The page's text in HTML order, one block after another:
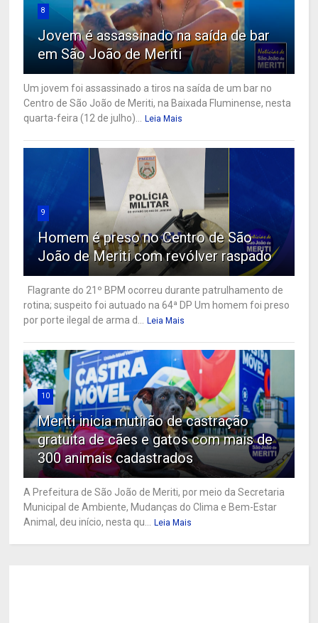
8
Jovem é assassinado na saída de bar
em São João de Meriti
Um jovem foi assassinado a tiros na saída de um bar no
Centro de São João de Meriti, na Baixada Fluminense, nesta
quarta-feira (12 de julho)...
Leia Mais
9
Homem é preso no Centro de São
João de Meriti com revólver raspado
Flagrante do 21º BPM ocorreu durante patrulhamento de
rotina; suspeito foi autuado na 64ª DP Um homem foi preso
por porte ilegal de arma d...
Leia Mais
10
Meriti inicia mutirão de castração
gratuita de cães e gatos com mais de
300 animais cadastrados
A Prefeitura de São João de Meriti, por meio da Secretaria
Municipal de Ambiente, Mudanças do Clima e Bem-Estar
Animal, deu início, nesta qu...
Leia Mais